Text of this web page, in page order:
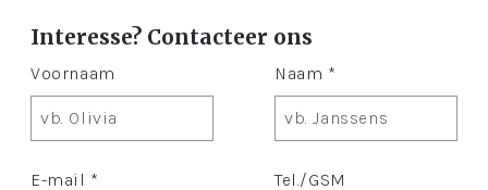
Interesse? Contacteer ons
Voornaam Naam *
E-mail * Tel./GSM